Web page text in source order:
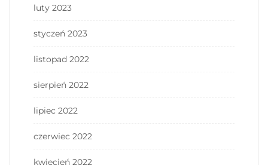
luty 2023
styczeń 2023
listopad 2022
sierpień 2022
lipiec 2022
czerwiec 2022
kwiecień 2022